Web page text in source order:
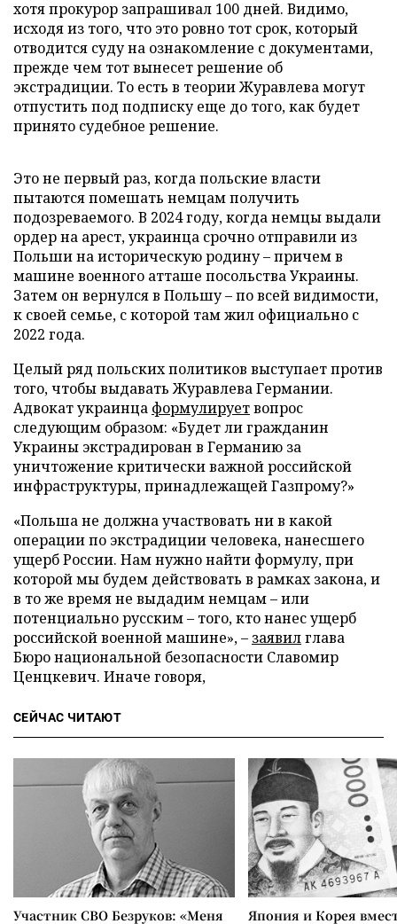
хотя прокурор запрашивал 100 дней. Видимо,
исходя из того, что это ровно тот срок, который
отводится суду на ознакомление с документами,
прежде чем тот вынесет решение об
экстрадиции. То есть в теории Журавлева могут
отпустить под подписку еще до того, как будет
принято судебное решение.
Это не первый раз, когда польские власти
пытаются помешать немцам получить
подозреваемого. В 2024 году, когда немцы выдали
ордер на арест, украинца срочно отправили из
Польши на историческую родину – причем в
машине военного атташе посольства Украины.
Затем он вернулся в Польшу – по всей видимости,
к своей семье, с которой там жил официально с
2022 года.
Целый ряд польских политиков выступает против
того, чтобы выдавать Журавлева Германии.
Адвокат украинца формулируетвопрос
следующим образом: «Будет ли гражданин
Украины экстрадирован в Германию за
уничтожение критически важной российской
инфраструктуры, принадлежащей Газпрому?»
«Польша не должна участвовать ни в какой
операции по экстрадиции человека, нанесшего
ущерб России. Нам нужно найти формулу, при
которой мы будем действовать в рамках закона, и
в то же время не выдадим немцам – или
потенциально русским – того, кто нанес ущерб
российской военной машине», – заявилглава
Бюро национальной безопасности Славомир
Ценцкевич. Иначе говоря,
СЕЙЧАС ЧИТАЮТ
Участник СВО Безруков: «Меня
Япония и Корея